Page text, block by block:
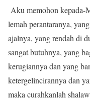
Aku memohon kepada-
lemah perantaranya,
ajalnya, yang rendah di
sangat butuhnya, yang
kerugiannya dan yang
ketergelincirannya dan
maka curahkanlah